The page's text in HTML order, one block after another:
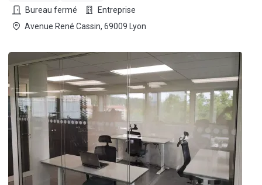
Bureau fermé
Entreprise
Avenue René Cassin, 69009 Lyon